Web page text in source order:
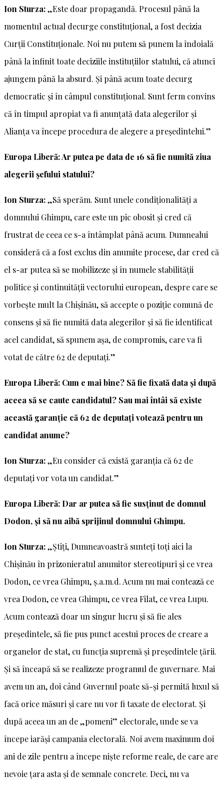
Ion Sturza:„Este doar propagandă. Procesul până la
momentul actual decurge constituțional, a fost decizia
Curții Constituționale. Noi nu putem să punem la îndoială
până la infinit toate deciziile instituțiilor statului, că atunci
ajungem până la absurd. Și până acum toate decurg
democratic și în câmpul constituțional. Sunt ferm convins
că în timpul apropiat va fi anunțată data alegerilor și
Alianța va începe procedura de alegere a președintelui.”
Europa Liberă: Ar putea pe data de 16 să fie numită ziua
alegerii șefului statului?
Ion Sturza:„Să sperăm. Sunt unele condiționalități a
domnului Ghimpu, care este un pic obosit și cred că
frustrat de ceea ce s-a întâmplat până acum. Dumnealui
consideră că a fost exclus din anumite procese, dar cred că
el s-ar putea să se mobilizeze și în numele stabilității
politice și continuității vectorului european, despre care se
vorbește mult la Chișinău, să accepte o poziție comună de
consens și să fie numită data alegerilor și să fie identificat
acel candidat, să spunem așa, de compromis, care va fi
votat de către 62 de deputați.”
Europa Liberă: Cum e mai bine? Să fie fixată data și după
aceea să se caute candidatul? Sau mai întâi să existe
această garanție că 62 de deputați votează pentru un
candidat anume?
Ion Sturza:„Eu consider că există garanția că 62 de
deputați vor vota un candidat.”
Europa Liberă: Dar ar putea să fie susținut de domnul
Dodon, și să nu aibă sprijinul domnului Ghimpu.
Ion Sturza:„Știți, Dumneavoastră sunteți toți aici la
Chișinău în prizonieratul anumitor stereotipuri și ce vrea
Dodon, ce vrea Ghimpu, ș.a.m.d. Acum nu mai contează ce
vrea Dodon, ce vrea Ghimpu, ce vrea Filat, ce vrea Lupu.
Acum contează doar un singur lucru și să fie ales
președintele, să fie pus punct acestui proces de creare a
organelor de stat, cu funcția supremă și președintele țării.
Și să înceapă să se realizeze programul de guvernare. Mai
avem un an, doi când Guvernul poate să-și permită luxul să
facă orice măsuri și care nu vor fi taxate de electorat. Și
după aceea un an de „pomeni” electorale, unde se va
începe iarăși campania electorală. Noi avem maximum doi
ani de zile pentru a începe niște reforme reale, de care are
nevoie țara asta și de semnale concrete. Deci, nu va